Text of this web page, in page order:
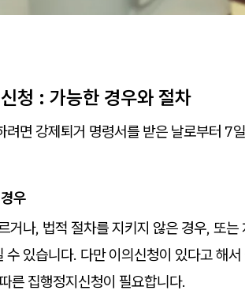
청 : 가능한 경우와 절차
려면 강제퇴거 명령서를 받은 날로부터 7
우
거나, 법적 절차를 지키지 않은 경우, 또
수 있습니다. 다만 이의신청이 있다고 해
른 집행정지신청이 필요합니다.